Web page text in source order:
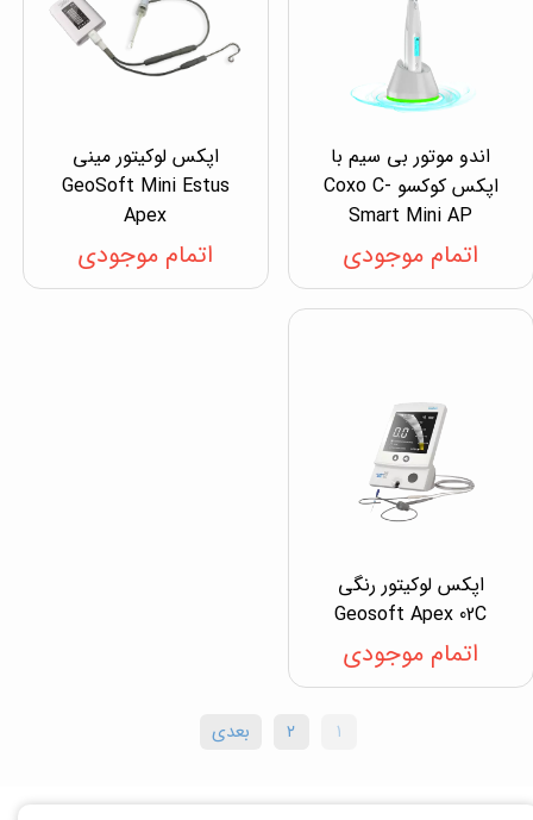
اندو موتور بی سیم با
اپکس کوکسو Coxo C-
Smart Mini AP
اتمام موجودی
اپکس لوکیتور مینی
GeoSoft Mini Estus
Apex
اتمام موجودی
اپکس لوکیتور رنگی
Geosoft Apex 02C
اتمام موجودی
۱ ۲ بعدی